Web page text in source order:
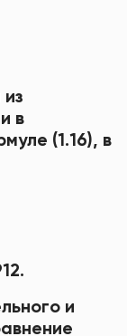
в
(1.16), в
и